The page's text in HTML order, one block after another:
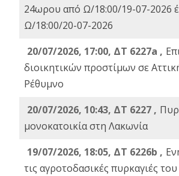
24ωρου από Ω/18:00/19-07-2026
Ω/18:00/20-07-2026
20/07/2026, 17:00, ΔΤ 6227a ,
διοικητικών προστίμων σε
Ρέθυμνο
20/07/2026, 10:43, ΔΤ 6227 ,
μονοκατοικία στη Λακωνία
19/07/2026, 18:05, ΔΤ 6226b ,
τις αγροτοδασικές πυρκαγιές